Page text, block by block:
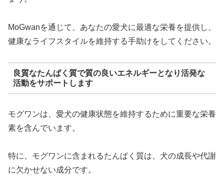
MoGwanを通じて、あなたの愛犬に最適な栄養を提供し、
健康なライフスタイルを維持する手助けをしてください。
良質なたんぱく質で質の良いエネルギーとなり活発な
活動をサポートします
モグワンは、愛犬の健康状態を維持するために重要な栄養
素を含んでいます。
特に、モグワンに含まれるたんぱく質は、犬の成長や代謝
に欠かせない成分です。